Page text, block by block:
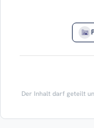
Der Inhalt darf geteilt